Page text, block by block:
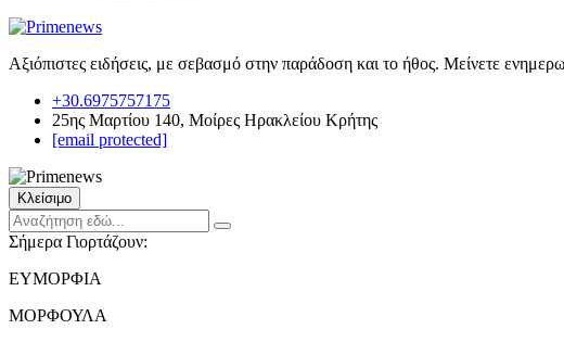
Αξιόπιστες ειδήσεις, με σεβασμό στην παράδοση και το ήθος. Μείνετε
+30.6975757175
25ης Μαρτίου 140, Μοίρες Ηρακλείου Κρήτης
[email protected]
Κλείσιμο
Σήμερα Γιορτάζουν:
ΕΥΜΟΡΦΙΑ
ΜΟΡΦΟΥΛΑ